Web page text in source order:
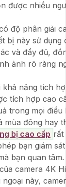
được nhiều
độ phân giải
bị này sử dụng
và đầy đủ,
ảnh rõ ràng
khả năng tích
tích hợp cao
trong mọi điều
mùa đông hay
bị cao cấp rất
bạn giám
bạn quan tâm.
camera 4K
này,